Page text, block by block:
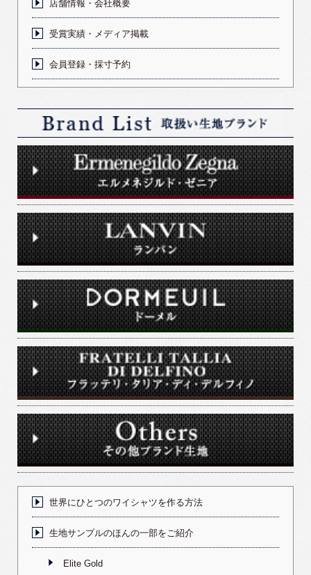
店舗情報・会社概要
受賞実績・メディア掲載
会員登録・採寸予約
世界にひとつのワイシャツを作る方法
生地サンプルのほんの一部をご紹介
Elite Gold